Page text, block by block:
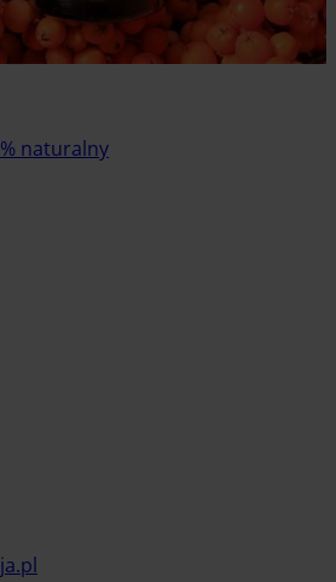
naturalny